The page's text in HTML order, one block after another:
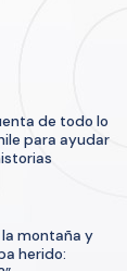
de todo lo
para ayudar
montaña y
herido: